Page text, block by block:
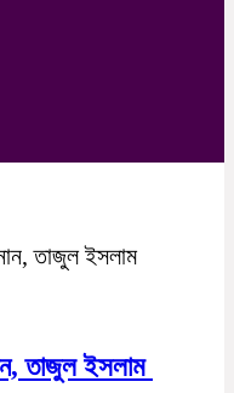
তাজুল ইসলাম
তাজুল ইসলাম